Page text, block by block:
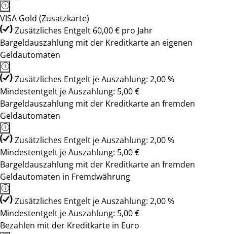
VISA Gold (Zusatzkarte)
Zusätzliches Entgelt 60,00 € pro Jahr
Bargeldauszahlung mit der Kreditkarte an eigenen
Geldautomaten
Zusätzliches Entgelt je Auszahlung: 2,00 %
Mindestentgelt je Auszahlung: 5,00 €
Bargeldauszahlung mit der Kreditkarte an fremden
Geldautomaten
Zusätzliches Entgelt je Auszahlung: 2,00 %
Mindestentgelt je Auszahlung: 5,00 €
Bargeldauszahlung mit der Kreditkarte an fremden
Geldautomaten in Fremdwährung
Zusätzliches Entgelt je Auszahlung: 2,00 %
Mindestentgelt je Auszahlung: 5,00 €
Bezahlen mit der Kreditkarte in Euro